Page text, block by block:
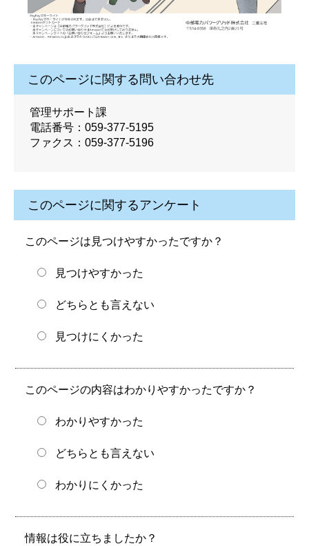
このページに関する問い合わせ先
管理サポート課
電話番号：059-377-5195
ファクス：059-377-5196
このページに関するアンケート
このページは見つけやすかったですか？
見つけやすかった
どちらとも言えない
見つけにくかった
このページの内容はわかりやすかったですか？
わかりやすかった
どちらとも言えない
わかりにくかった
情報は役に立ちましたか？